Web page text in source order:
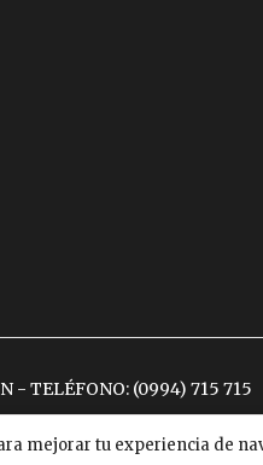
mejorar tu experiencia de
- TELÉFONO: (0994) 715 715